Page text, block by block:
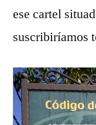
ese cartel
suscribiríamos